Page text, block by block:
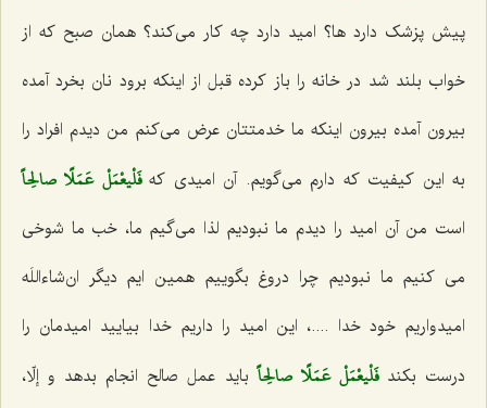
پیش پزشک دارد ها؟ امید دارد چه کار می‌کند؟ همان صبح که از
خواب بلند شد در خانه را باز کرده قبل از اینکه برود نان بخرد آمده
بیرون آمده بیرون اینکه ما خدمتتان عرض می‌کنم من دیدم افراد را
به این کیفیت که دارم می‌گویم. آن امیدی که‌فَلْيعْمَلْ عَمَلًا صالِحاً
است من آن امید را دیدم ما نبودیم لذا می‌گیم ما، خب ما شوخی
می کنیم ما نبودیم چرا دروغ بگوییم همین ایم دیگر ان‌شاءاللَه
امیدواریم خود خدا ....، این امید را داریم خدا بیایید امیدمان را
درست بکند فَلْيعْمَلْ عَمَلًا صالِحاًباید عمل صالح انجام بدهد و إلّا،